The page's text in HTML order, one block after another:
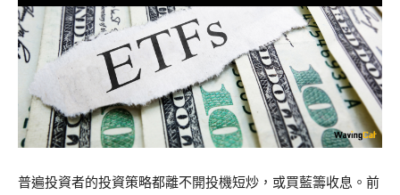
普遍投資者的投資策略都離不開投機短炒，或買藍籌收息。前